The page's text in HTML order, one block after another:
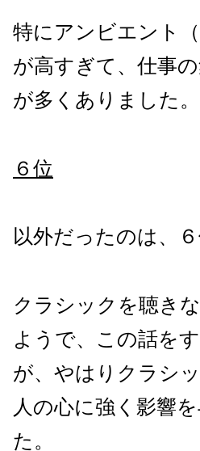
特にアンビエント
が高すぎて、仕事
が多くありました。
６位
以外だったのは、
クラシックを聴き
ようで、この話を
が、やはりクラシ
人の心に強く影響
た。